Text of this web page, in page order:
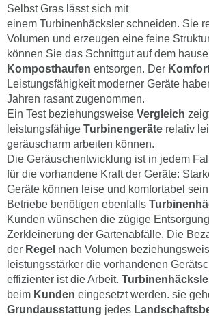
Selbst Gras lässt sich mit
einem Turbinenhäcksler schneiden. Sie
Volumen und erzeugen eine feine
können Sie das Schnittgut auf dem
Komposthaufen entsorgen. Der
Leistungsfähigkeit moderner Geräte
Jahren rasant zugenommen.
Ein Test beziehungsweise Vergleich
leistungsfähige Turbinengeräte relativ
geräuscharm arbeiten können.
Die Geräuschentwicklung ist in jedem
für die vorhandene Kraft der Geräte:
Geräte können leise und komfortabel
Betriebe benötigen ebenfalls
Kunden wünschen die zügige
Zerkleinerung der Gartenabfälle. Die
der Regel nach Volumen
leistungsstärker die vorhandenen
effizienter ist die Arbeit.
beim Kunden eingesetzt werden. sie
Grundausstattung jedes